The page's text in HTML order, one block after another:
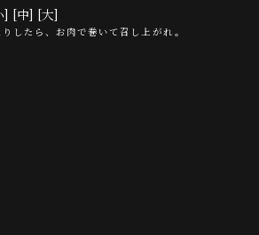
] [中] [大]
したら、お肉で巻いて召し上がれ。